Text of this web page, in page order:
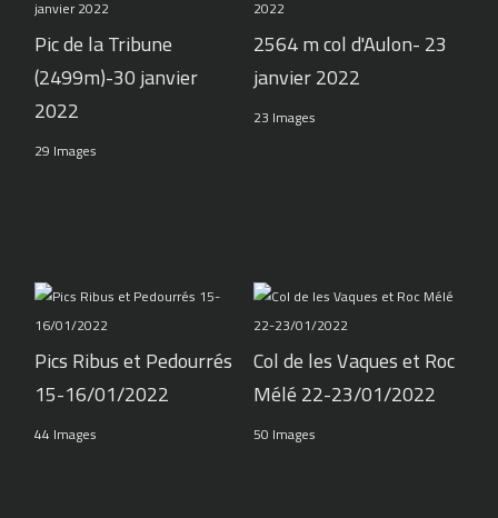
Pic de la Tribune
(2499m)-30 janvier
2022
29 Images
2564 m col d'Aulon- 23
janvier 2022
23 Images
Pics Ribus et Pedourrés
15-16/01/2022
44 Images
Col de les Vaques et Roc
Mélé 22-23/01/2022
50 Images